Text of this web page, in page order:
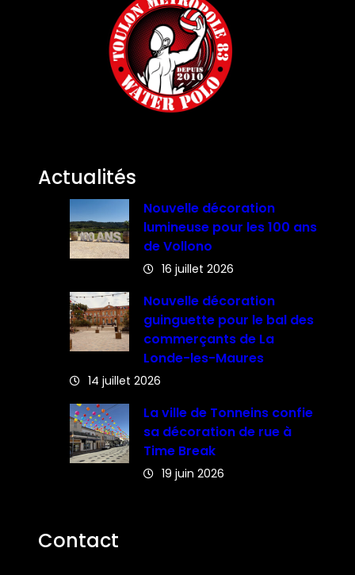
Actualités
Nouvelle décoration
lumineuse pour les 100 ans
de Vollono
16 juillet 2026
Nouvelle décoration
guinguette pour le bal des
commerçants de La
Londe-les-Maures
14 juillet 2026
La ville de Tonneins confie
sa décoration de rue à
Time Break
19 juin 2026
Contact